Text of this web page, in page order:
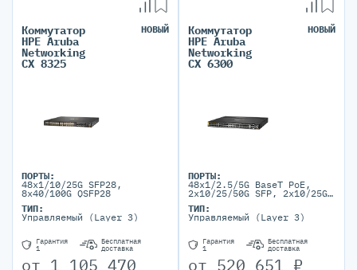
Коммутатор
HPE Aruba
Networking
CX 8325
НОВЫЙ
ПОРТЫ:
48x1/10/25G SFP28,
8x40/100G QSFP28
ТИП:
Управляемый (Layer 3)
Гарантия
1
Бесплатная
доставка
от 1 105 470
Коммутатор
HPE Aruba
Networking
CX 6300
НОВЫЙ
ПОРТЫ:
48x1/2.5/5G BaseT PoE,
2x10/25/50G SFP, 2x10/25G
ТИП:
Управляемый (Layer 3)
Гарантия
1
Бесплатная
доставка
от 520 651 ₽